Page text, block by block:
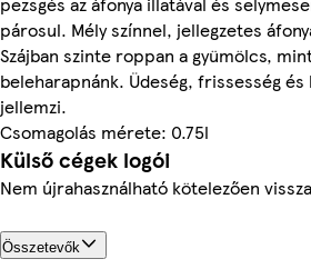
párosul. Mély színnel, jellegzetes
Szájban szinte roppan a gyümölcs,
beleharapnánk. Üdeség, frissesség és
jellemzi.
Csomagolás mérete: 0.75l
Külső cégek logói
Nem újrahasználható kötelezően
Összetevők